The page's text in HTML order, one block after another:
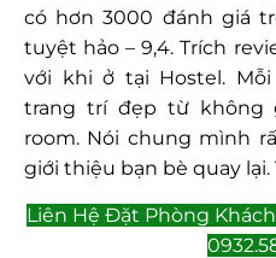
có hơn 3000 đánh giá
tuyệt hảo – 9,4. Trích
với khi ở tại Hostel.
trang trí đẹp từ không
room. Nói chung mình
giới thiệu bạn bè quay lại.
Liên Hệ Đặt Phòng Khách